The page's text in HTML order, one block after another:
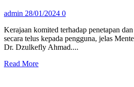
admin 28/01/2024 0
Kerajaan komited terhadap penetapan
secara telus kepada pengguna, jelas
Dr. Dzulkefly Ahmad....
Read More